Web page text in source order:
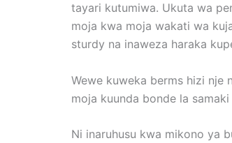
tayari kutumiwa. Ukuta wa
moja kwa moja wakati wa
sturdy na inaweza haraka
Wewe kuweka berms hizi nje
moja kuunda bonde la
Ni inaruhusu kwa mikono ya